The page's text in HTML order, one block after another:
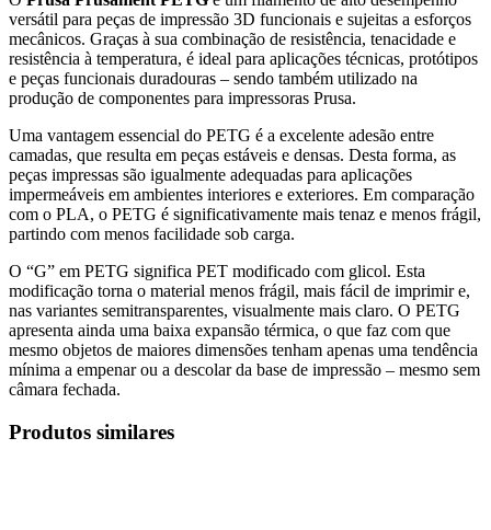
versátil para peças de impressão 3D funcionais e sujeitas a esforços
mecânicos. Graças à sua combinação de resistência, tenacidade e
resistência à temperatura, é ideal para aplicações técnicas, protótipos
e peças funcionais duradouras – sendo também utilizado na
produção de componentes para impressoras Prusa.
Uma vantagem essencial do PETG é a excelente adesão entre
camadas, que resulta em peças estáveis e densas. Desta forma, as
peças impressas são igualmente adequadas para aplicações
impermeáveis em ambientes interiores e exteriores. Em comparação
com o PLA, o PETG é significativamente mais tenaz e menos frágil,
partindo com menos facilidade sob carga.
O “G” em PETG significa PET modificado com glicol. Esta
modificação torna o material menos frágil, mais fácil de imprimir e,
nas variantes semitransparentes, visualmente mais claro. O PETG
apresenta ainda uma baixa expansão térmica, o que faz com que
mesmo objetos de maiores dimensões tenham apenas uma tendência
mínima a empenar ou a descolar da base de impressão – mesmo sem
câmara fechada.
Produtos similares